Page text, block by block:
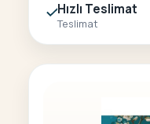
Hızlı Teslimat
Teslimat